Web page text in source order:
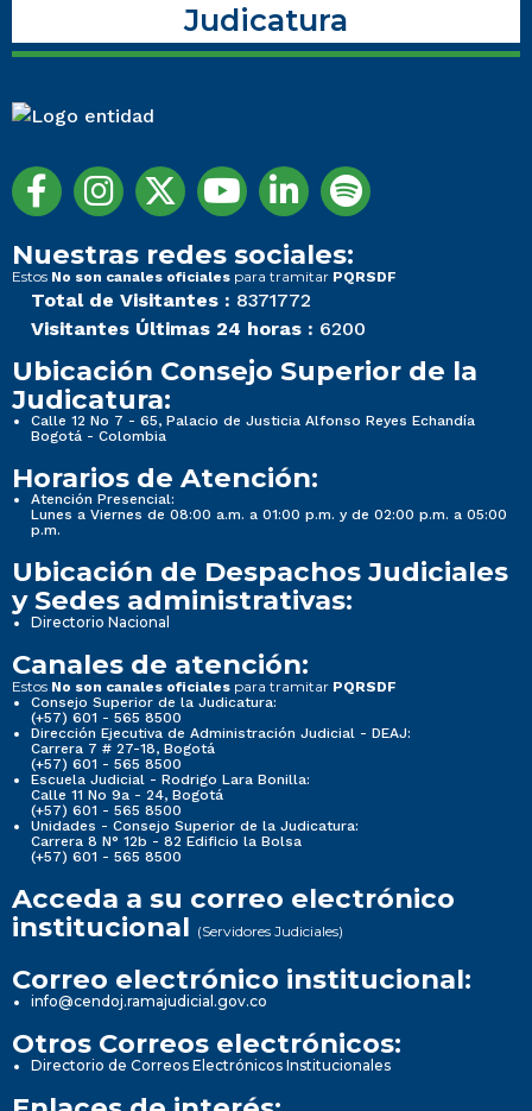
Judicatura
Nuestras redes sociales:
Estos No son canales oficiales para tramitar PQRSDF
Total de Visitantes : 8371772
Visitantes Últimas 24 horas : 6200
Ubicación Consejo Superior de la
Judicatura:
Calle 12 No 7 - 65, Palacio de Justicia Alfonso Reyes Echandía
Bogotá - Colombia
Horarios de Atención:
Atención Presencial:
Lunes a Viernes de 08:00 a.m. a 01:00 p.m. y de 02:00 p.m. a 05:00
p.m.
Ubicación de Despachos Judiciales
y Sedes administrativas:
Directorio Nacional
Canales de atención:
Estos No son canales oficiales para tramitar PQRSDF
Consejo Superior de la Judicatura:
(+57) 601 - 565 8500
Dirección Ejecutiva de Administración Judicial - DEAJ:
Carrera 7 # 27-18, Bogotá
(+57) 601 - 565 8500
Escuela Judicial - Rodrigo Lara Bonilla:
Calle 11 No 9a - 24, Bogotá
(+57) 601 - 565 8500
Unidades - Consejo Superior de la Judicatura:
Carrera 8 N° 12b - 82 Edificio la Bolsa
(+57) 601 - 565 8500
Acceda a su correo electrónico
institucional (Servidores Judiciales)
Correo electrónico institucional:
info@cendoj.ramajudicial.gov.co
Otros Correos electrónicos:
Directorio de Correos Electrónicos Institucionales